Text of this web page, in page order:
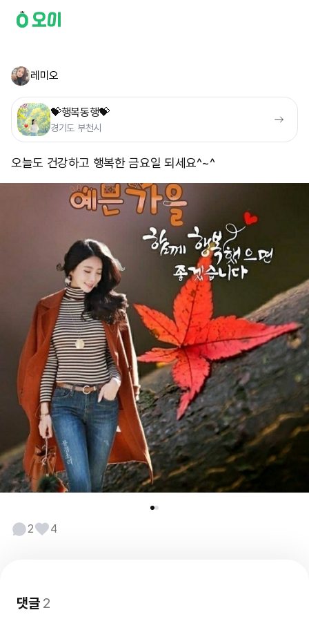
레미오
💝행복동행💝
경기도 부천시
오늘도 건강하고 행복한 금요일 되세요^~^
2 4
댓글2